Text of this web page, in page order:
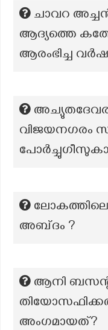
ചാവറ
ആദ്യത്തെ
ആരംഭിച്ച
വിജയനഗരം
ലോകത്തിലെ
അബ്‌ദം ?
ആനി
അംഗമായത്?